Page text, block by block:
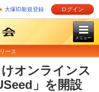
大塚ID新規登録 ログイン
メニュー
ース
オンラインス
」を開設